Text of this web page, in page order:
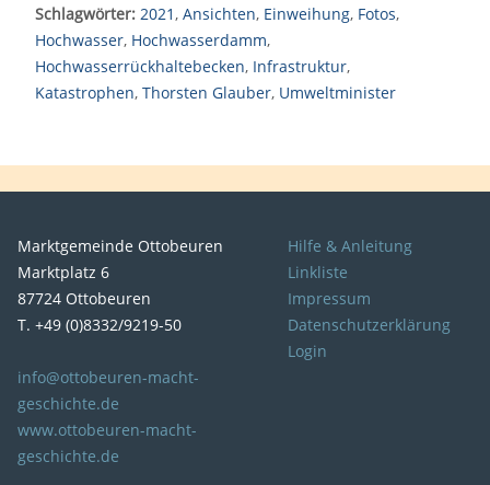
Schlagwörter: 2021, Ansichten, Einweihung, Fotos,
Hochwasser, Hochwasserdamm,
Hochwasserrückhaltebecken, Infrastruktur,
Katastrophen, Thorsten Glauber, Umweltminister
Marktgemeinde Ottobeuren
Marktplatz 6
87724 Ottobeuren
T. +49 (0)8332/9219-50
info@ottobeuren-macht-
geschichte.de
www.ottobeuren-macht-
geschichte.de
Hilfe & Anleitung
Linkliste
Impressum
Datenschutzerklärung
Login